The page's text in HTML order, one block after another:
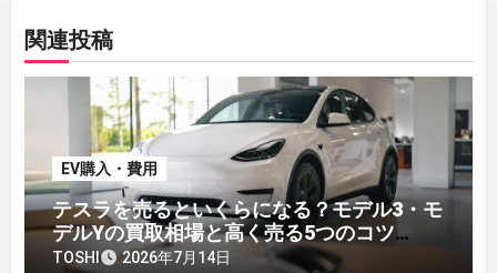
関連投稿
EV購入・費用
テスラを売るといくらになる？モデル3・モ
デルYの買取相場と高く売る5つのコツ
【2026年】
TOSHI 2026年7月14日